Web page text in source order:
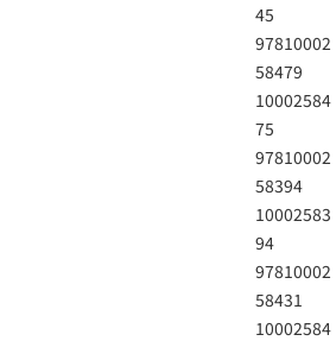
45
97810002
58479
10002584
75
97810002
58394
10002583
94
97810002
58431
10002584